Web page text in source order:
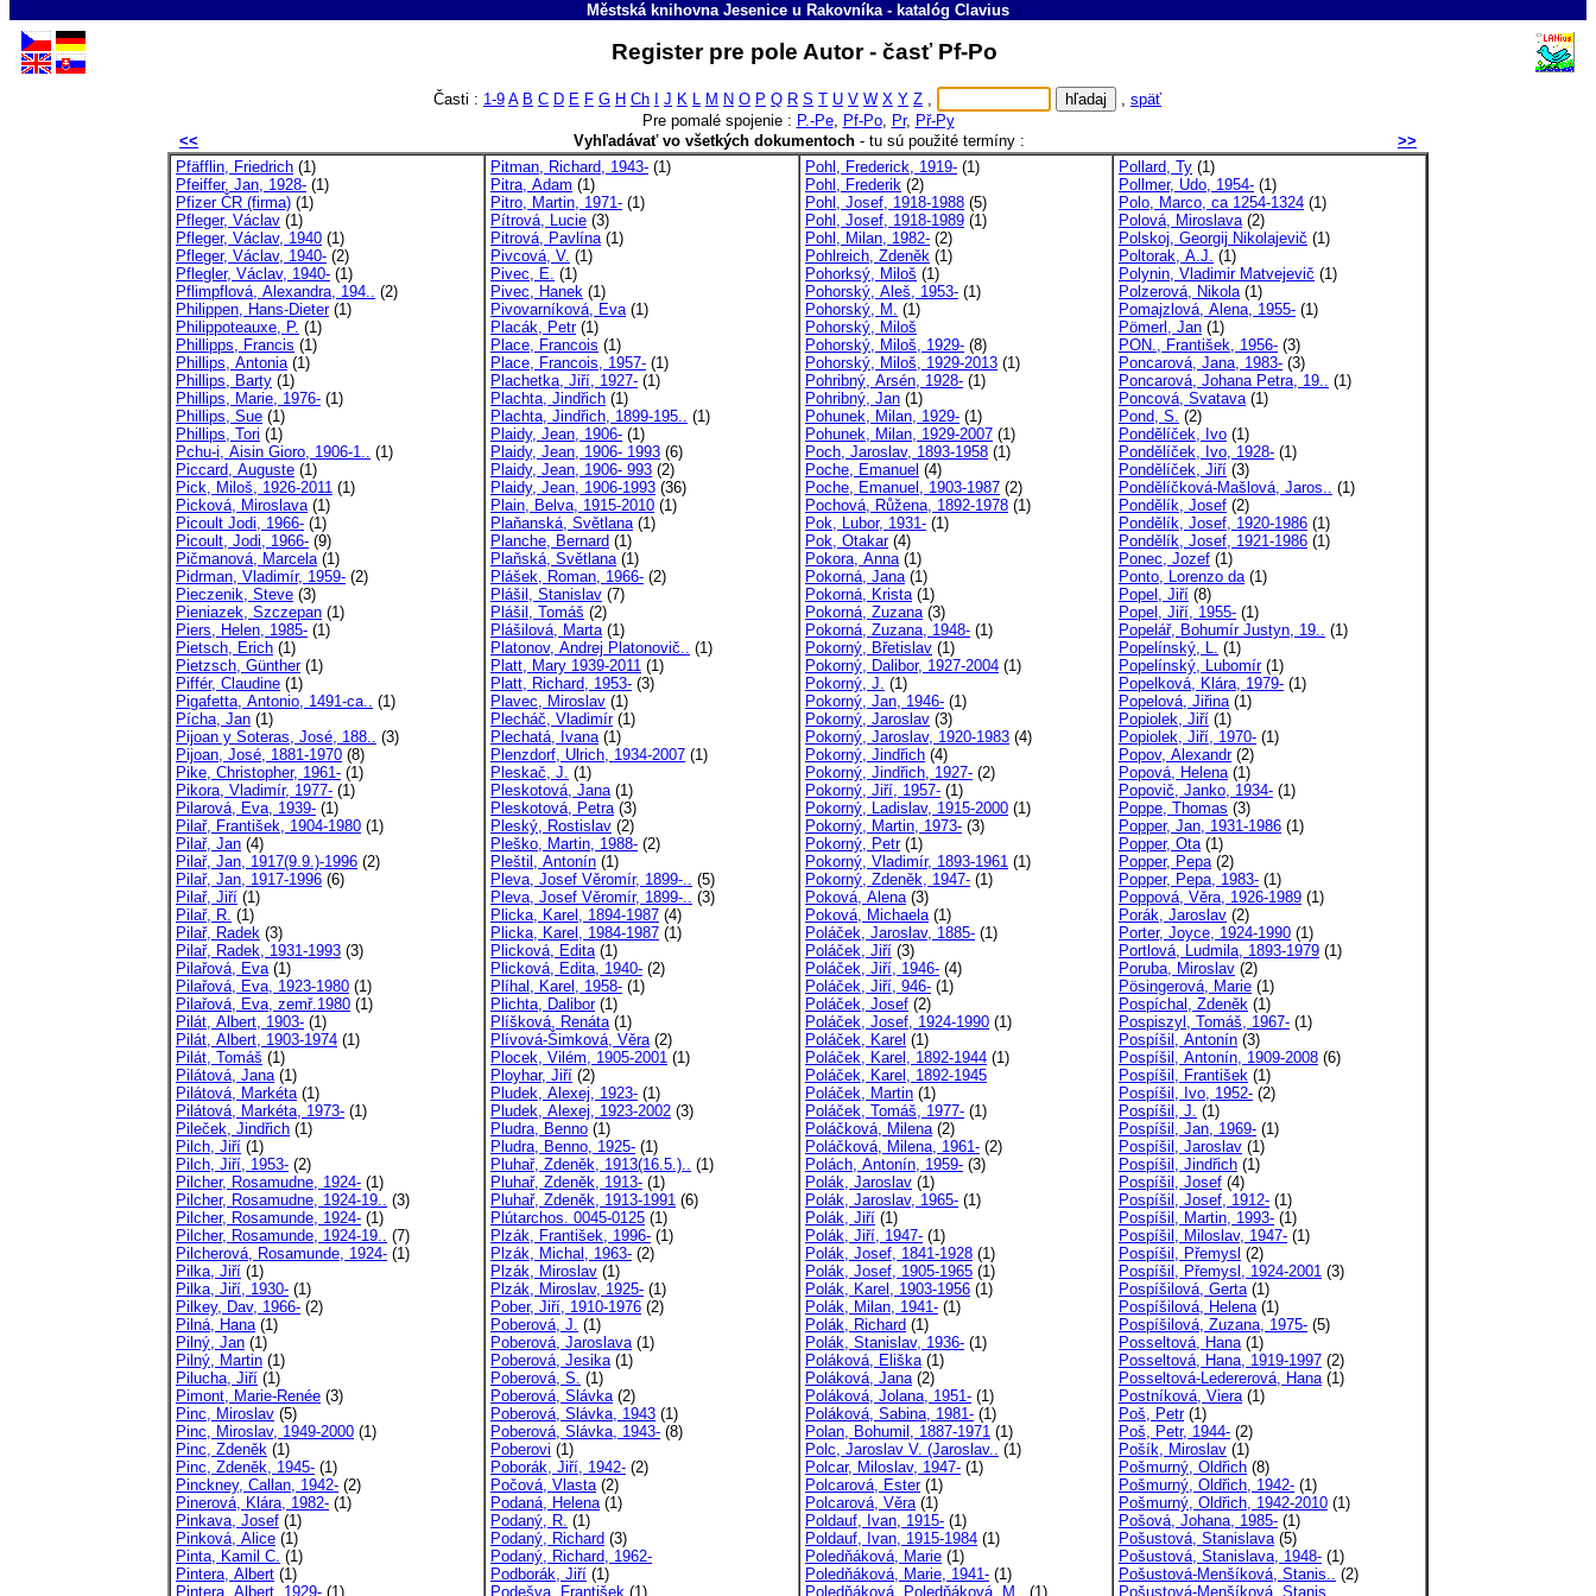
Městská knihovna Jesenice u Rakovníka- katalóg Clavius
Register pre pole Autor - časť Pf-Po
Časti : 1-9 A B C D E F G H Ch J K L M N O P Q R S T U V W X Y Z , , späť
Pre pomalé spojenie : P.-Pe, Pf-Po, Pr, Př-Py
<<
Vyhľadávať vo všetkých dokumentoch- tu sú použité termíny :
>>
Pfäfflin, Friedrich (1)
Pfeiffer, Jan, 1928- (1)
Pfizer ČR (firma) (1)
Pfleger, Václav (1)
Pfleger, Václav, 1940 (1)
Pfleger, Václav, 1940- (2)
Pflegler, Václav, 1940- (1)
Pflimpflová, Alexandra, 194.. (2)
Philippen, Hans-Dieter(1)
Philippoteauxe, P. (1)
Phillipps, Francis (1)
Phillips, Antonia(1)
Phillips, Barty (1)
Phillips, Marie, 1976- (1)
Phillips, Sue (1)
Phillips, Tori (1)
Pchu-i, Aisin Gioro, 1906-1.. (1)
Piccard, Auguste (1)
Pick, Miloš, 1926-2011 (1)
Picková, Miroslava(1)
Picoult Jodi, 1966- (1)
Picoult, Jodi, 1966- (9)
Pičmanová, Marcela(1)
Pidrman, Vladimír, 1959- (2)
Pieczenik, Steve (3)
Pieniazek, Szczepan (1)
Piers, Helen, 1985- (1)
Pietsch, Erich (1)
Pietzsch, Günther(1)
Piffér, Claudine (1)
Pigafetta, Antonio, 1491-ca.. (1)
Pícha, Jan (1)
Pijoan y Soteras, José, 188.. (3)
Pijoan, José, 1881-1970 (8)
Pike, Christopher, 1961- (1)
Pikora, Vladimír, 1977- (1)
Pilarová, Eva, 1939- (1)
Pilař, František, 1904-1980 (1)
Pilař, Jan (4)
Pilař, Jan, 1917(9.9.)-1996 (2)
Pilař, Jan, 1917-1996 (6)
Pilař, Jiří (1)
Pilař, R. (1)
Pilař, Radek (3)
Pilař, Radek, 1931-1993 (3)
Pilařová, Eva(1)
Pilařová, Eva, 1923-1980 (1)
Pilařová, Eva, zemř.1980 (1)
Pilát, Albert, 1903- (1)
Pilát, Albert, 1903-1974 (1)
Pilát, Tomáš (1)
Pilátová, Jana(1)
Pilátová, Markéta(1)
Pilátová, Markéta, 1973- (1)
Pileček, Jindřich (1)
Pilch, Jiří (1)
Pilch, Jiří, 1953- (2)
Pilcher, Rosamudne, 1924- (1)
Pilcher, Rosamudne, 1924-19.. (3)
Pilcher, Rosamunde, 1924- (1)
Pilcher, Rosamunde, 1924-19.. (7)
Pilcherová, Rosamunde, 1924- (1)
Pilka, Jiří (1)
Pilka, Jiří, 1930- (1)
Pilkey, Dav, 1966- (2)
Pilná, Hana(1)
Pilný, Jan (1)
Pilný, Martin (1)
Pilucha, Jiří (1)
Pimont, Marie-Renée (3)
Pinc, Miroslav (5)
Pinc, Miroslav, 1949-2000 (1)
Pinc, Zdeněk (1)
Pinc, Zdeněk, 1945- (1)
Pinckney, Callan, 1942- (2)
Pinerová, Klára, 1982- (1)
Pinkava, Josef (1)
Pinková, Alice (1)
Pinta, Kamil C. (1)
Pintera, Albert (1)
Pintera, Albert, 1929- (1)
Pitman, Richard, 1943- (1)
Pitra, Adam (1)
Pitro, Martin, 1971- (1)
Pítrová, Lucie (3)
Pitrová, Pavlína(1)
Pivcová, V. (1)
Pivec, E. (1)
Pivec, Hanek (1)
Pivovarníková, Eva(1)
Placák, Petr(1)
Place, Francois (1)
Place, Francois, 1957- (1)
Plachetka, Jiří, 1927- (1)
Plachta, Jindřich (1)
Plachta, Jindřich, 1899-195.. (1)
Plaidy, Jean, 1906- (1)
Plaidy, Jean, 1906- 1993 (6)
Plaidy, Jean, 1906- 993 (2)
Plaidy, Jean, 1906-1993 (36)
Plain, Belva, 1915-2010 (1)
Plaňanská, Světlana(1)
Planche, Bernard (1)
Plaňská, Světlana(1)
Plášek, Roman, 1966- (2)
Plášil, Stanislav (7)
Plášil, Tomáš (2)
Plášilová, Marta(1)
Platonov, Andrej Platonovič.. (1)
Platt, Mary 1939-2011 (1)
Platt, Richard, 1953- (3)
Plavec, Miroslav (1)
Plecháč, Vladimír(1)
Plechatá, Ivana(1)
Plenzdorf, Ulrich, 1934-2007 (1)
Pleskač, J. (1)
Pleskotová, Jana(1)
Pleskotová, Petra(3)
Pleský, Rostislav (2)
Pleško, Martin, 1988- (2)
Pleštil, Antonín (1)
Pleva, Josef Věromír, 1899-.. (5)
Pleva, Josef Věromír, 1899-.. (3)
Plicka, Karel, 1894-1987 (4)
Plicka, Karel, 1984-1987 (1)
Plicková, Edita(1)
Plicková, Edita, 1940- (2)
Plíhal, Karel, 1958- (1)
Plichta, Dalibor(1)
Plíšková, Renáta(1)
Plívová-Šimková, Věra(2)
Plocek, Vilém, 1905-2001 (1)
Ployhar, Jiří (2)
Pludek, Alexej, 1923- (1)
Pludek, Alexej, 1923-2002 (3)
Pludra, Benno (1)
Pludra, Benno, 1925- (1)
Pluhař, Zdeněk, 1913(16.5.).. (1)
Pluhař, Zdeněk, 1913- (1)
Pluhař, Zdeněk, 1913-1991 (6)
Plútarchos. 0045-0125 (1)
Plzák, František, 1996- (1)
Plzák, Michal, 1963- (2)
Plzák, Miroslav (1)
Plzák, Miroslav, 1925- (1)
Pober, Jiří, 1910-1976 (2)
Poberová, J. (1)
Poberová, Jaroslava(1)
Poberová, Jesika(1)
Poberová, S. (1)
Poberová, Slávka(2)
Poberová, Slávka, 1943 (1)
Poberová, Slávka, 1943- (8)
Poberovi (1)
Poborák, Jiří, 1942- (2)
Počová, Vlasta(2)
Podaná, Helena(1)
Podaný, R. (1)
Podaný, Richard (3)
Podaný, Richard, 1962-
Podborák, Jiří (1)
Podešva, František (1)
Pohl, Frederick, 1919- (1)
Pohl, Frederik (2)
Pohl, Josef, 1918-1988 (5)
Pohl, Josef, 1918-1989 (1)
Pohl, Milan, 1982- (2)
Pohlreich, Zdeněk (1)
Pohorksý, Miloš (1)
Pohorský, Aleš, 1953- (1)
Pohorský, M. (1)
Pohorský, Miloš
Pohorský, Miloš, 1929- (8)
Pohorský, Miloš, 1929-2013 (1)
Pohribný, Arsén, 1928- (1)
Pohribný, Jan (1)
Pohunek, Milan, 1929- (1)
Pohunek, Milan, 1929-2007 (1)
Poch, Jaroslav, 1893-1958 (1)
Poche, Emanuel (4)
Poche, Emanuel, 1903-1987 (2)
Pochová, Růžena, 1892-1978 (1)
Pok, Lubor, 1931- (1)
Pok, Otakar(4)
Pokora, Anna(1)
Pokorná, Jana(1)
Pokorná, Krista(1)
Pokorná, Zuzana(3)
Pokorná, Zuzana, 1948- (1)
Pokorný, Břetislav (1)
Pokorný, Dalibor, 1927-2004 (1)
Pokorný, J. (1)
Pokorný, Jan, 1946- (1)
Pokorný, Jaroslav (3)
Pokorný, Jaroslav, 1920-1983 (4)
Pokorný, Jindřich (4)
Pokorný, Jindřich, 1927- (2)
Pokorný, Jiří, 1957- (1)
Pokorný, Ladislav, 1915-2000 (1)
Pokorný, Martin, 1973- (3)
Pokorný, Petr(1)
Pokorný, Vladimír, 1893-1961 (1)
Pokorný, Zdeněk, 1947- (1)
Poková, Alena(3)
Poková, Michaela(1)
Poláček, Jaroslav, 1885- (1)
Poláček, Jiří (3)
Poláček, Jiří, 1946- (4)
Poláček, Jiří, 946- (1)
Poláček, Josef (2)
Poláček, Josef, 1924-1990 (1)
Poláček, Karel (1)
Poláček, Karel, 1892-1944 (1)
Poláček, Karel, 1892-1945
Poláček, Martin (1)
Poláček, Tomáš, 1977- (1)
Poláčková, Milena(2)
Poláčková, Milena, 1961- (2)
Polách, Antonín, 1959- (3)
Polák, Jaroslav (1)
Polák, Jaroslav, 1965- (1)
Polák, Jiří (1)
Polák, Jiří, 1947- (1)
Polák, Josef, 1841-1928 (1)
Polák, Josef, 1905-1965 (1)
Polák, Karel, 1903-1956 (1)
Polák, Milan, 1941- (1)
Polák, Richard (1)
Polák, Stanislav, 1936- (1)
Poláková, Eliška(1)
Poláková, Jana(2)
Poláková, Jolana, 1951- (1)
Poláková, Sabina, 1981- (1)
Polan, Bohumil, 1887-1971 (1)
Polc, Jaroslav V. (Jaroslav.. (1)
Polcar, Miloslav, 1947- (1)
Polcarová, Ester(1)
Polcarová, Věra(1)
Poldauf, Ivan, 1915- (1)
Poldauf, Ivan, 1915-1984 (1)
Poledňáková, Marie (1)
Poledňáková, Marie, 1941- (1)
Poledňáková, Poledňáková, M..
(1)
Pollard, Ty (1)
Pollmer, Udo, 1954- (1)
Polo, Marco, ca 1254-1324 (1)
Polová, Miroslava(2)
Polskoj, Georgij Nikolajevič (1)
Poltorak, A.J. (1)
Polynin, Vladimir Matvejevič (1)
Polzerová, Nikola(1)
Pomajzlová, Alena, 1955- (1)
Pömerl, Jan (1)
PON., František, 1956- (3)
Poncarová, Jana, 1983- (3)
Poncarová, Johana Petra, 19.. (1)
Poncová, Svatava(1)
Pond, S. (2)
Pondělíček, Ivo (1)
Pondělíček, Ivo, 1928- (1)
Pondělíček, Jiří (3)
Pondělíčková-Mašlová, Jaros.. (1)
Pondělík, Josef (2)
Pondělík, Josef, 1920-1986 (1)
Pondělík, Josef, 1921-1986 (1)
Ponec, Jozef (1)
Ponto, Lorenzo da(1)
Popel, Jiří (8)
Popel, Jiří, 1955- (1)
Popelář, Bohumír Justyn, 19.. (1)
Popelínský, L. (1)
Popelínský, Lubomír(1)
Popelková, Klára, 1979- (1)
Popelová, Jiřina(1)
Popiolek, Jiří (1)
Popiolek, Jiří, 1970- (1)
Popov, Alexandr(2)
Popová, Helena(1)
Popovič, Janko, 1934- (1)
Poppe, Thomas (3)
Popper, Jan, 1931-1986 (1)
Popper, Ota(1)
Popper, Pepa(2)
Popper, Pepa, 1983- (1)
Poppová, Věra, 1926-1989 (1)
Porák, Jaroslav (2)
Porter, Joyce, 1924-1990 (1)
Portlová, Ludmila, 1893-1979 (1)
Poruba, Miroslav (2)
Pösingerová, Marie (1)
Pospíchal, Zdeněk (1)
Pospiszyl, Tomáš, 1967- (1)
Pospíšil, Antonín (3)
Pospíšil, Antonín, 1909-2008 (6)
Pospíšil, František (1)
Pospíšil, Ivo, 1952- (2)
Pospíšil, J. (1)
Pospíšil, Jan, 1969- (1)
Pospíšil, Jaroslav (1)
Pospíšil, Jindřich (1)
Pospíšil, Josef (4)
Pospíšil, Josef, 1912- (1)
Pospíšil, Martin, 1993- (1)
Pospíšil, Miloslav, 1947- (1)
Pospíšil, Přemysl (2)
Pospíšil, Přemysl, 1924-2001 (3)
Pospíšilová, Gerta(1)
Pospíšilová, Helena(1)
Pospíšilová, Zuzana, 1975- (5)
Posseltová, Hana(1)
Posseltová, Hana, 1919-1997 (2)
Posseltová-Ledererová, Hana(1)
Postníková, Viera(1)
Poš, Petr(1)
Poš, Petr, 1944- (2)
Pošík, Miroslav (1)
Pošmurný, Oldřich (8)
Pošmurný, Oldřich, 1942- (1)
Pošmurný, Oldřich, 1942-2010 (1)
Pošová, Johana, 1985- (1)
Pošustová, Stanislava(5)
Pošustová, Stanislava, 1948- (1)
Pošustová-Menšíková, Stanis.. (2)
Pošustová-Menšíková, Stanis..